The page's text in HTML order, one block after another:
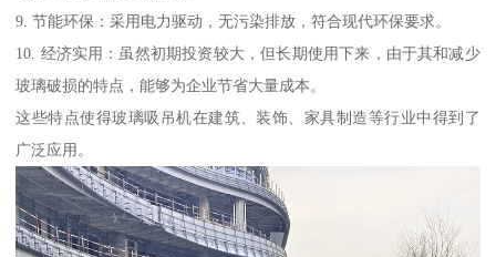
9. 节能环保：采用电力驱动，无污染排放，符合现代环保要求。
10. 经济实用：虽然初期投资较大，但长期使用下来，由于其和减少
玻璃破损的特点，能够为企业节省大量成本。
这些特点使得玻璃吸吊机在建筑、装饰、家具制造等行业中得到了
广泛应用。